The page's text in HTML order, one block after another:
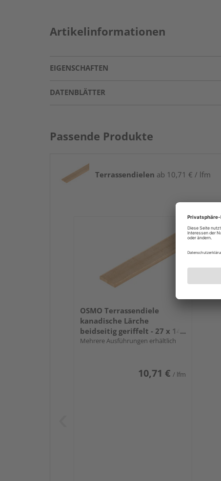
Artikelinformationen
EIGENSCHAFTEN
DATENBLÄTTER
Passende Produkte
Terrassendielen ab 10,71 € / lfm
OSMO Terrassendiele
kanadische Lärche
beidseitig geriffelt - 27 x 143
mm
Mehrere Ausführungen erhältlich
10,71 € / lfm